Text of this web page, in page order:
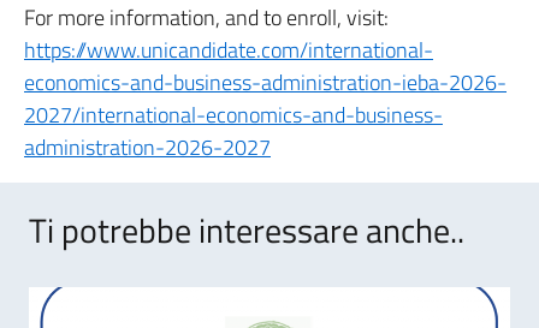
For more information, and to enroll, visit:
https://www.unicandidate.com/international-
economics-and-business-administration-ieba-2026-
2027/international-economics-and-business-
administration-2026-2027
Ti potrebbe interessare anche..